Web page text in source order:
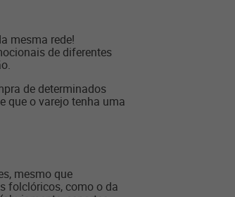
mesma rede!
de diferentes
de determinados
que o varejo tenha uma
mesmo que
folclóricos, como o da